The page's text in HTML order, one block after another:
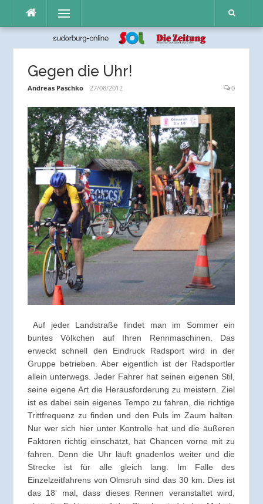
Inhalt
Menü
Gegen die Uhr!
Andreas Paschko 27/08/2012 0
Auf jeder Landstraße findet man im Sommer ein
buntes Völkchen auf Ihren Rennmaschinen. Das
erweckt schnell den Eindruck Radsport wird in der
Gruppe betrieben. Aber eigentlich ist der Radsportler
allein unterwegs. Jeder Fahrer hat seinen eigenen Stil,
seine eigene Art die Herausforderung zu meistern. Ziel
ist es dabei sein eigenes Tempo zu fahren, die richtige
Trittfrequenz zu finden und den Puls im Zaum halten.
Nur wer sich hier unter Kontrolle hat und die äußeren
Faktoren richtig einschätzt, hat Chancen vorne mit zu
fahren. Denn die Uhr läuft gnadenlos weiter und die
Strecke ist für alle gleich lang. Im Falle des
Einzelzeitfahrens von Olmsruh sind das 30 km. Dies ist
das 18‘ mal, dass dieses Rennen veranstaltet wird,